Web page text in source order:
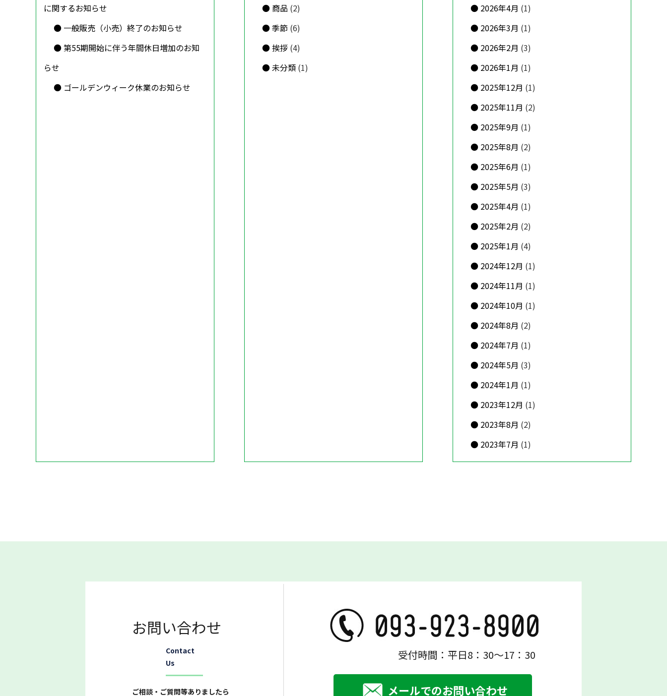
に関するお知らせ
一般販売（小売）終了のお知らせ
第55期開始に伴う年間休日増加のお知
らせ
ゴールデンウィーク休業のお知らせ
商品 (2)
季節 (6)
挨拶 (4)
未分類 (1)
2026年4月 (1)
2026年3月 (1)
2026年2月 (3)
2026年1月 (1)
2025年12月 (1)
2025年11月 (2)
2025年9月 (1)
2025年8月 (2)
2025年6月 (1)
2025年5月 (3)
2025年4月 (1)
2025年2月 (2)
2025年1月 (4)
2024年12月 (1)
2024年11月 (1)
2024年10月 (1)
2024年8月 (2)
2024年7月 (1)
2024年5月 (3)
2024年1月 (1)
2023年12月 (1)
2023年8月 (2)
2023年7月 (1)
お問い合わせ
Contact
Us
ご相談・ご質問等ありましたら
受付時間：平日8：30～17：30
メールでのお問い合わせ